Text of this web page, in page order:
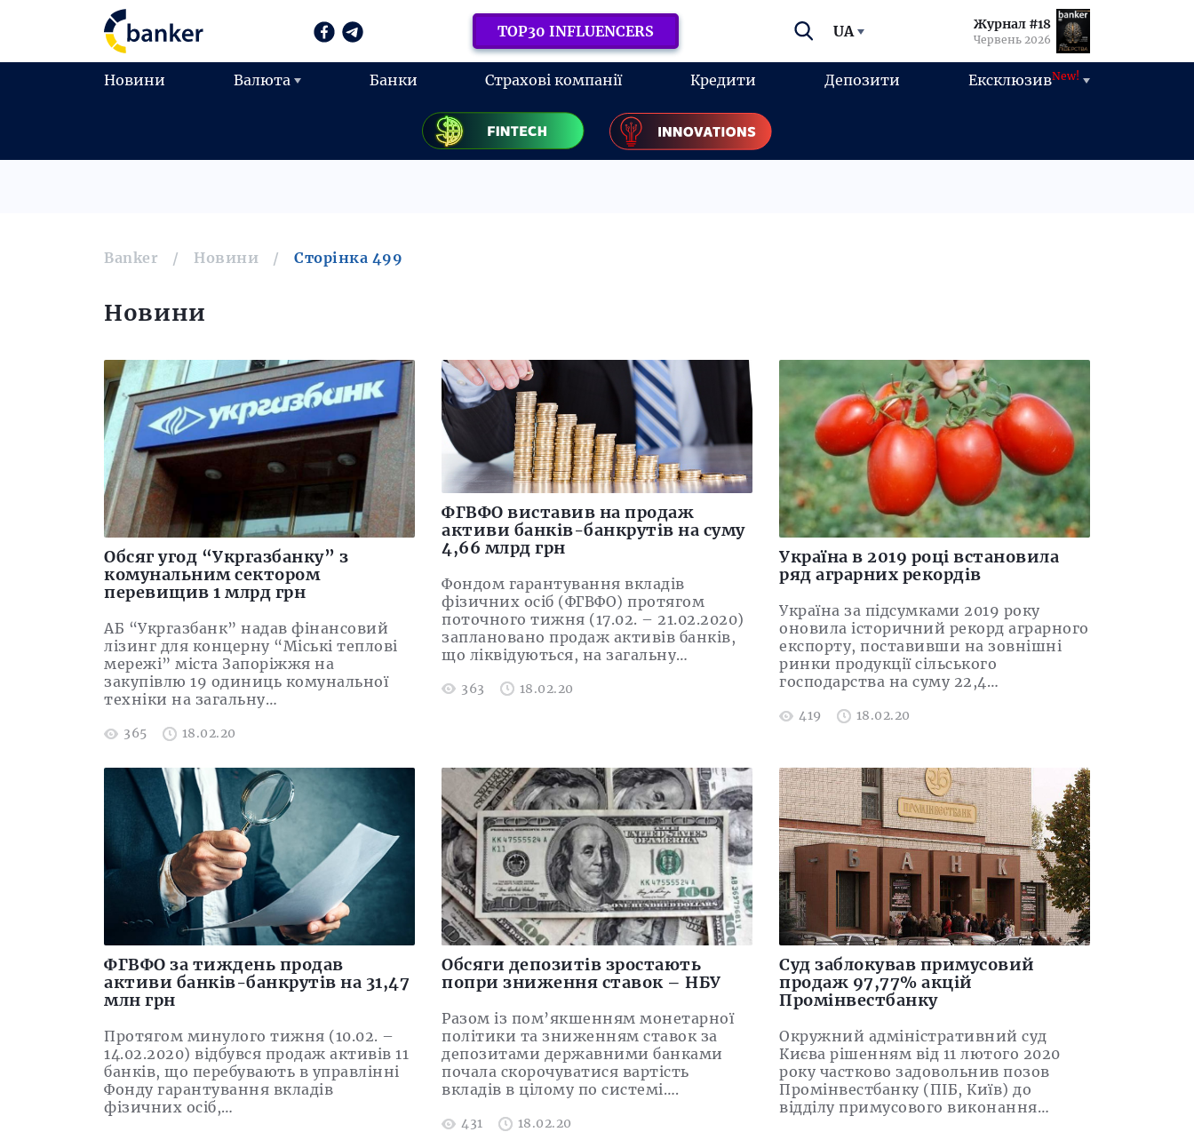
TOP30 INFLUENCERS UA Журнал #18
Червень 2026
Новини Валюта Банки Страхові компанії Кредити Депозити ЕксклюзивNew!
Banker Новини Сторінка 499
Новини
Обсяг угод “Укргазбанку” з
комунальним сектором
перевищив 1 млрд грн
АБ “Укргазбанк” надав фінансовий
лізинг для концерну “Міські теплові
мережі” міста Запоріжжя на
закупівлю 19 одиниць комунальної
техніки на загальну…
365 18.02.20
ФГВФО виставив на продаж
активи банків-банкрутів на суму
4,66 млрд грн
Фондом гарантування вкладів
фізичних осіб (ФГВФО) протягом
поточного тижня (17.02. – 21.02.2020)
заплановано продаж активів банків,
що ліквідуються, на загальну…
363 18.02.20
Україна в 2019 році встановила
ряд аграрних рекордів
Україна за підсумками 2019 року
оновила історичний рекорд аграрного
експорту, поставивши на зовнішні
ринки продукції сільського
господарства на суму 22,4…
419 18.02.20
ФГВФО за тиждень продав
активи банків-банкрутів на 31,47
млн грн
Протягом минулого тижня (10.02. –
14.02.2020) відбувся продаж активів 11
банків, що перебувають в управлінні
Фонду гарантування вкладів
фізичних осіб,…
Обсяги депозитів зростають
попри зниження ставок – НБУ
Разом із пом’якшенням монетарної
політики та зниженням ставок за
депозитами державними банками
почала скорочуватися вартість
вкладів в цілому по системі….
431 18.02.20
Суд заблокував примусовий
продаж 97,77% акцій
Промінвестбанку
Окружний адміністративний суд
Києва рішенням від 11 лютого 2020
року частково задовольнив позов
Промінвестбанку (ПІБ, Київ) до
відділу примусового виконання…